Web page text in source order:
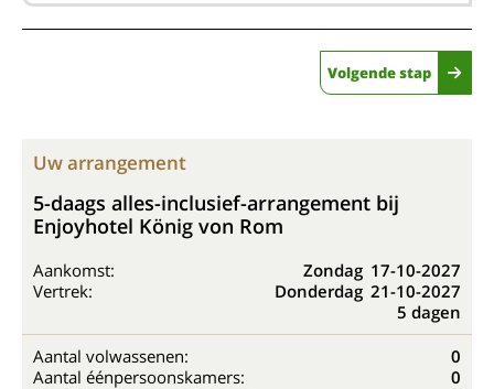
Volgende stap
Uw arrangement
5-daags alles-inclusief-arrangement bij
Enjoyhotel König von Rom
Aankomst: Zondag 17-10-2027
Vertrek:
Donderdag 21-10-2027
5 dagen
Aantal volwassenen:
0
Aantal éénpersoonskamers:
0